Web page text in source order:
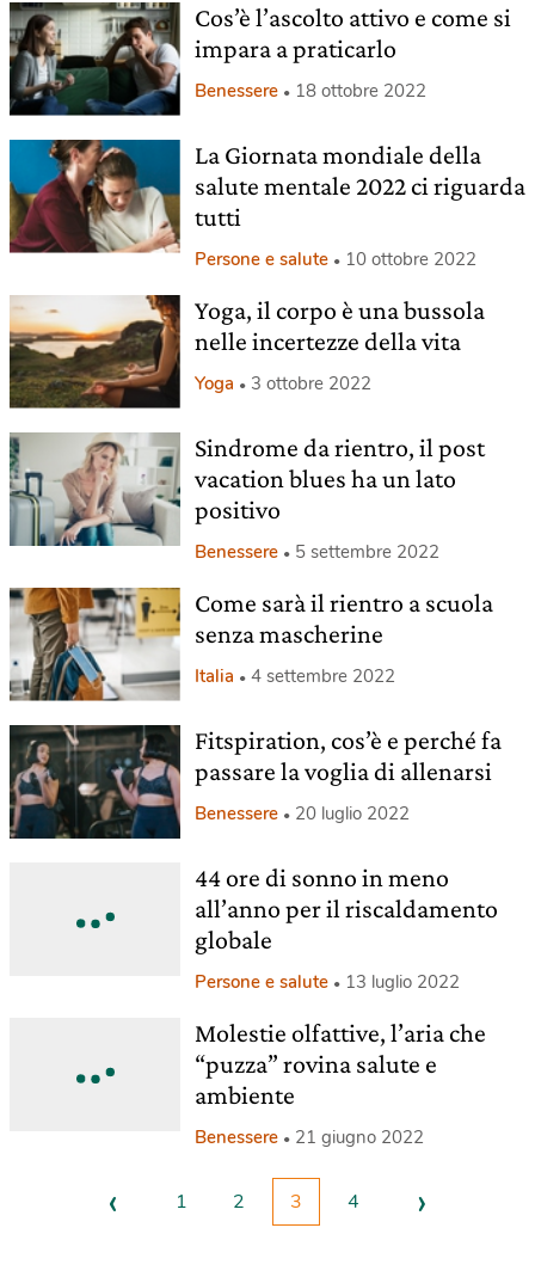
Cos’è l’ascolto attivo e come si
impara a praticarlo
Benessere 18 ottobre 2022
La Giornata mondiale della
salute mentale 2022 ci riguarda
tutti
Persone e salute 10 ottobre 2022
Yoga, il corpo è una bussola
nelle incertezze della vita
Yoga 3 ottobre 2022
Sindrome da rientro, il post
vacation blues ha un lato
positivo
Benessere 5 settembre 2022
Come sarà il rientro a scuola
senza mascherine
Italia 4 settembre 2022
Fitspiration, cos’è e perché fa
passare la voglia di allenarsi
Benessere 20 luglio 2022
44 ore di sonno in meno
all’anno per il riscaldamento
globale
Persone e salute 13 luglio 2022
Molestie olfattive, l’aria che
“puzza” rovina salute e
ambiente
Benessere 21 giugno 2022
‹ 1 2 3 4 ›